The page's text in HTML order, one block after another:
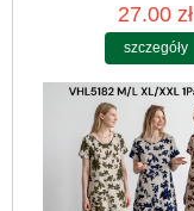
27.00 zł
szczegóły